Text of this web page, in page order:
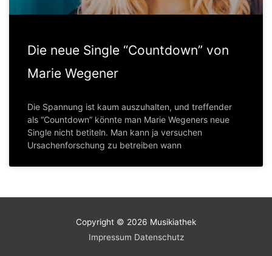
Die neue Single “Countdown” von
Marie Wegener
Die Spannung ist kaum auszuhalten, und treffender
als “Countdown” könnte man Marie Wegeners neue
Single nicht betiteln. Man kann ja versuchen
Ursachenforschung zu betreiben wann
Copyright © 2026 Musikiathek
Impressum Datenschutz